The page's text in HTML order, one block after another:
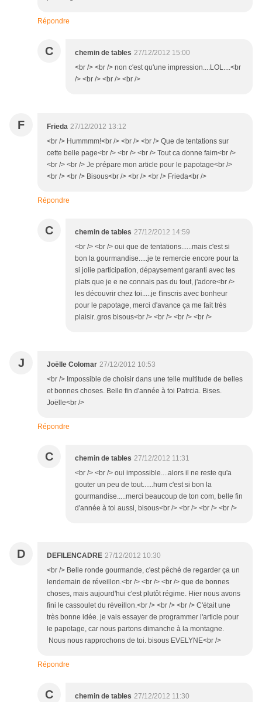
Répondre
C chemin de tables 27/12/2012 15:00
<br /> <br /> non c'est qu'une impression....LOL....<br
/> <br /> <br /> <br />
F Frieda 27/12/2012 13:12
<br /> Hummmm!<br /> <br /> <br /> Que de tentations sur
cette belle page<br /> <br /> <br /> Tout ca donne faim<br />
<br /> <br /> Je prépare mon article pour le papotage<br />
<br /> <br /> Bisous<br /> <br /> <br /> Frieda<br />
Répondre
C chemin de tables 27/12/2012 14:59
<br /> <br /> oui que de tentations......mais c'est si
bon la gourmandise.....je te remercie encore pour ta
si jolie participation, dépaysement garanti avec tes
plats que je e ne connais pas du tout, j'adore<br />
les découvrir chez toi.....je t'inscris avec bonheur
pour le papotage, merci d'avance ça me fait très
plaisir..gros bisous<br /> <br /> <br /> <br />
J Joëlle Colomar 27/12/2012 10:53
<br /> Impossible de choisir dans une telle multitude de belles
et bonnes choses. Belle fin d'année à toi Patrcia. Bises.
Joëlle<br />
Répondre
C chemin de tables 27/12/2012 11:31
<br /> <br /> oui impossible....alors il ne reste qu'a
gouter un peu de tout......hum c'est si bon la
gourmandise.....merci beaucoup de ton com, belle fin
d'année à toi aussi, bisous<br /> <br /> <br /> <br />
D DEFILENCADRE 27/12/2012 10:30
<br /> Belle ronde gourmande, c'est pêché de regarder ça un
lendemain de réveillon.<br /> <br /> <br /> que de bonnes
choses, mais aujourd'hui c'est plutôt régime. Hier nous avons
fini le cassoulet du réveillon.<br /> <br /> <br /> C'était une
très bonne idée. je vais essayer de programmer l'article pour
le papotage, car nous partons dimanche à la montagne.
Nous nous rapprochons de toi. bisous EVELYNE<br />
Répondre
C chemin de tables 27/12/2012 11:30